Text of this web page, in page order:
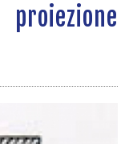
proiezione